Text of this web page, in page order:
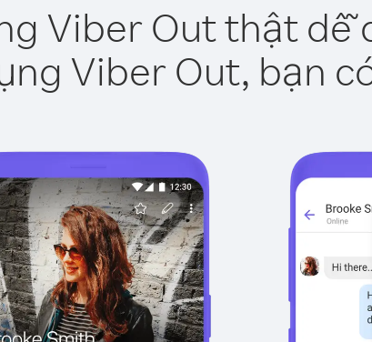
Viber Out thật dễ
Viber Out, bạn